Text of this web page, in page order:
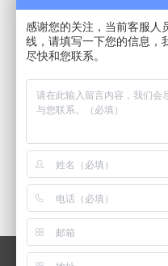
地址
感谢您的关注，当前客服人
线，请填写一下您的信息，
尽快和您联系。